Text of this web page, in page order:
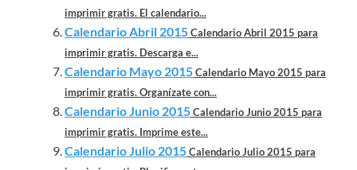
imprimir gratis. El calendario...
Calendario Abril 2015Calendario Abril 2015 para
imprimir gratis. Descarga e...
Calendario Mayo 2015Calendario Mayo 2015 para
imprimir gratis. Organízate con...
Calendario Junio 2015Calendario Junio 2015 para
imprimir gratis. Imprime este...
Calendario Julio 2015Calendario Julio 2015 para